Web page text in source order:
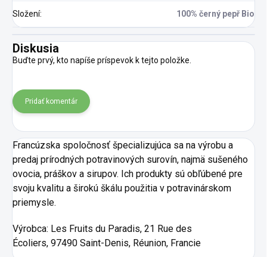
Složení: 100% černý pepř Bio
Diskusia
Buďte prvý, kto napíše príspevok k tejto položke.
Pridať komentár
Francúzska spoločnosť špecializujúca sa na výrobu a
predaj prírodných potravinových surovín, najmä sušeného
ovocia, práškov a sirupov. Ich produkty sú obľúbené pre
svoju kvalitu a širokú škálu použitia v potravinárskom
priemysle.
Výrobca: Les Fruits du Paradis, 21 Rue des
Écoliers, 97490 Saint-Denis, Réunion, Francie